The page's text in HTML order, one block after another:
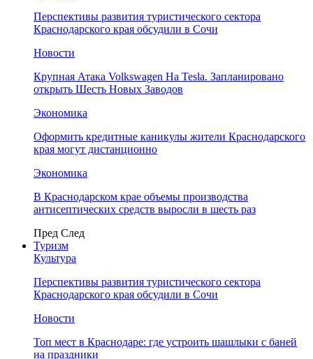
Перспективы развития туристического сектора
Краснодарского края обсудили в Сочи
Новости
Крупная Атака Volkswagen На Tesla. Запланировано
открыть Шесть Новых Заводов
Экономика
Оформить кредитные каникулы жители Краснодарского
края могут дистанционно
Экономика
В Краснодарском крае объемы производства
антисептических средств выросли в шесть раз
Пред След
Туризм
Культура
Перспективы развития туристического сектора
Краснодарского края обсудили в Сочи
Новости
Топ мест в Краснодаре: где устроить шашлыки с баней
на праздники